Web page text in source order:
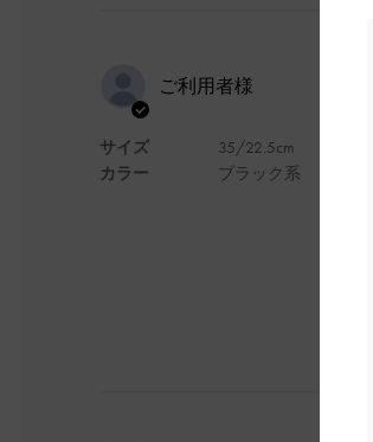
ご利用者様
サイズ
カラー
35/22.5cm
ブラック系